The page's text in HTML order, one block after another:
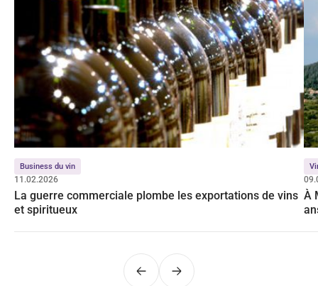
Business du vin
11.02.2026
La guerre commerciale plombe les exportations de vins
et spiritueux
À
PrécédentSuivant